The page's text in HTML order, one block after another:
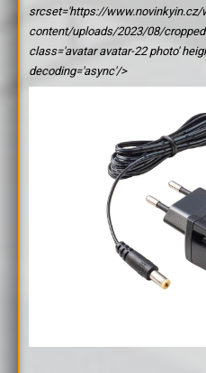
srcset='https://www.novinkyin.cz/
content/uploads/2023/08/
class='avatar avatar-22 photo'
decoding='async'/>